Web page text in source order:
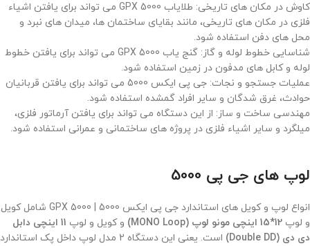
کاوش در مکان های تاریخی: طلایاب GPX 5000 می تواند برای یافتن اشیاء
فلزی در مکان های تاریخی، مانند بقایای ساختمان ها، میدان های نبرد و
محل های دفن استفاده شود.
شناسایی خطوط لوله و گاز: گنج یاب GPX 5000 می تواند برای یافتن خطوط
لوله و کابل های مدفون در زمین استفاده شود.
عملیات جستجو و نجات: جی پی ایکس 5000 می تواند برای یافتن قربانیان
حوادث، غرق شدگان و سایر افراد گمشده استفاده شود.
مهندسی ساخت و ساز: از این دستگاه می تواند برای یافتن آرماتور فلزی،
میلگرد و سایر اشیاء فلزی در پروژه های ساختمانی و عمرانی استفاده شود.
لوپ های جی پی 5000
انواع لوپ و کویل های استاندارد جی پی ایکس 5000 | GPX 5000 شامل کویل
و لوپ
و کویل و لوپ
11 اینچی دابل
دی دی (Double DD)
است. یعنی این دستگاه 2 مدل لوپ داخل پک استاندارد